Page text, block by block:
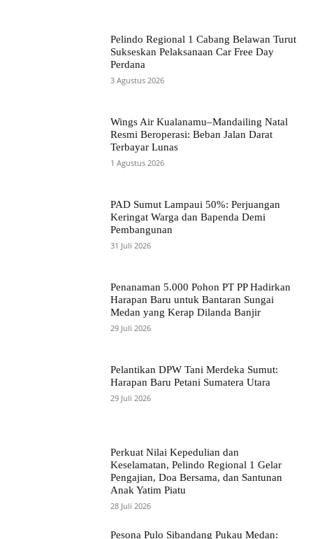
Pelindo Regional 1 Cabang Belawan Turut
Sukseskan Pelaksanaan Car Free Day
Perdana
3 Agustus 2026
Wings Air Kualanamu–Mandailing Natal
Resmi Beroperasi: Beban Jalan Darat
Terbayar Lunas
1 Agustus 2026
PAD Sumut Lampaui 50%: Perjuangan
Keringat Warga dan Bapenda Demi
Pembangunan
31 Juli 2026
Penanaman 5.000 Pohon PT PP Hadirkan
Harapan Baru untuk Bantaran Sungai
Medan yang Kerap Dilanda Banjir
29 Juli 2026
Pelantikan DPW Tani Merdeka Sumut:
Harapan Baru Petani Sumatera Utara
29 Juli 2026
Perkuat Nilai Kepedulian dan
Keselamatan, Pelindo Regional 1 Gelar
Pengajian, Doa Bersama, dan Santunan
Anak Yatim Piatu
28 Juli 2026
Pesona Pulo Sibandang Pukau Medan: